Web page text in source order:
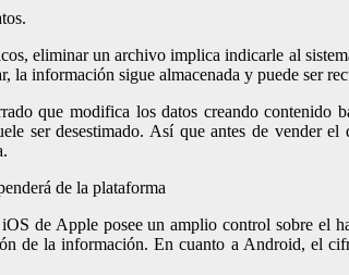
eliminar un archivo implica indicarle al
la información sigue almacenada y puede ser
que modifica los datos creando contenido
ser desestimado. Así que antes de vender
de la plataforma
iOS de Apple posee un amplio control sobre
de la información. En cuanto a Android, el